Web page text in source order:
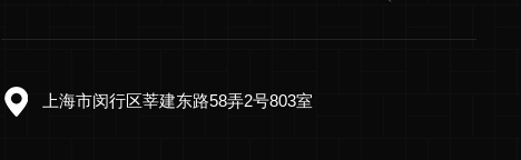
上海市闵行区莘建东路58弄2号803室